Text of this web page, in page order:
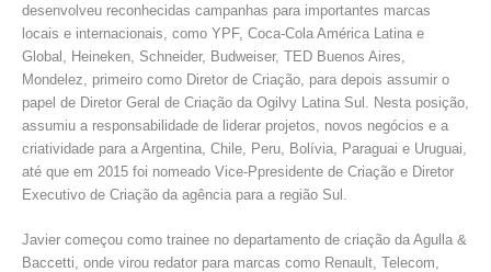
desenvolveu reconhecidas campanhas para importantes marcas
locais e internacionais, como YPF, Coca-Cola América Latina e
Global, Heineken, Schneider, Budweiser, TED Buenos Aires,
Mondelez, primeiro como Diretor de Criação, para depois assumir o
papel de Diretor Geral de Criação da Ogilvy Latina Sul. Nesta posição,
assumiu a responsabilidade de liderar projetos, novos negócios e a
criatividade para a Argentina, Chile, Peru, Bolívia, Paraguai e Uruguai,
até que em 2015 foi nomeado Vice-Ppresidente de Criação e Diretor
Executivo de Criação da agência para a região Sul.
Javier começou como trainee no departamento de criação da Agulla &
Baccetti, onde virou redator para marcas como Renault, Telecom,